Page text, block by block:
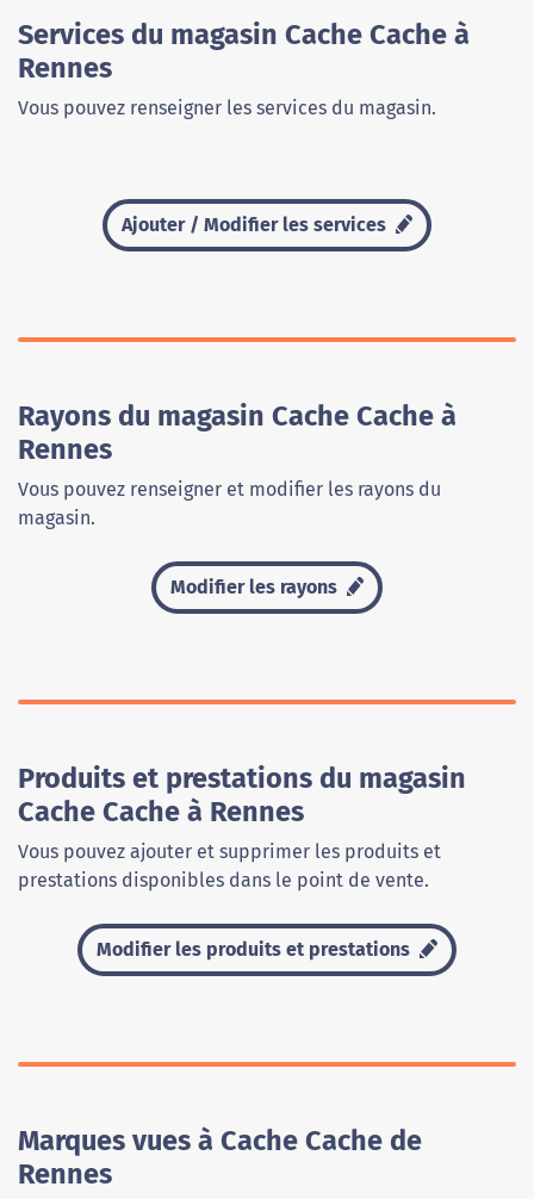
Services du magasin Cache Cache à
Rennes
Vous pouvez renseigner les services du magasin.
Ajouter / Modifier les services
Rayons du magasin Cache Cache à
Rennes
Vous pouvez renseigner et modifier les rayons du
magasin.
Modifier les rayons
Produits et prestations du magasin
Cache Cache à Rennes
Vous pouvez ajouter et supprimer les produits et
prestations disponibles dans le point de vente.
Modifier les produits et prestations
Marques vues à Cache Cache de
Rennes